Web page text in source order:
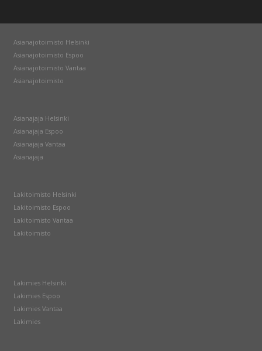
Asianajotoimisto Helsinki
Asianajotoimisto Espoo
Asianajotoimisto Vantaa
Asianajotoimisto
Asianajaja Helsinki
Asianajaja Espoo
Asianajaja Vantaa
Asianajaja
Lakitoimisto Helsinki
Lakitoimisto Espoo
Lakitoimisto Vantaa
Lakitoimisto
Lakimies Helsinki
Lakimies Espoo
Lakimies Vantaa
Lakimies